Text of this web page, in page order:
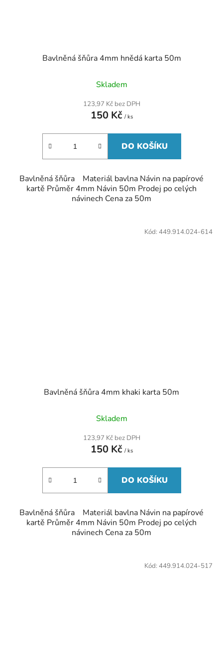
Bavlněná šňůra 4mm hnědá karta 50m
Skladem
123,97 Kč bez DPH
150 Kč / ks
DO KOŠÍKU
Bavlněná šňůra Materiál bavlna Návin na papírové
kartě Průměr 4mm Návin 50m Prodej po celých
návinech Cena za 50m
Bavlněná šňůra 4mm khaki karta 50m
Skladem
123,97 Kč bez DPH
150 Kč / ks
DO KOŠÍKU
Bavlněná šňůra Materiál bavlna Návin na papírové
kartě Průměr 4mm Návin 50m Prodej po celých
návinech Cena za 50m
Kód: 449.914.024-614
Kód: 449.914.024-517